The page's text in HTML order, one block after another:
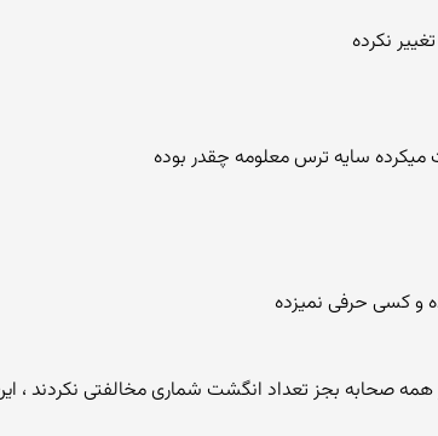
میکرده سایه ترس معلومه چقدر بوده
و کسی حرفی نمیزده
همه صحابه بجز تعداد انگشت شماری مخالفتی نکردند